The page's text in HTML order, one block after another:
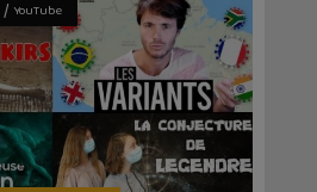
/ YouTube